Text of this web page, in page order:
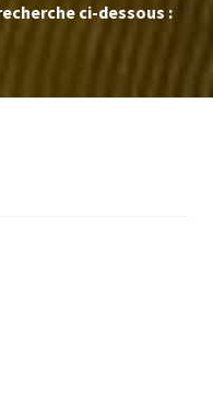
ci-dessous :